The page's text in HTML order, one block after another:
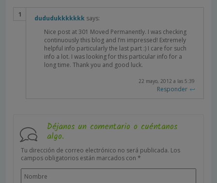
dududukkkkkkk says:
22 mayo, 2012 a las 5:39
Nice post at 301 Moved Permanently. I was checking
continuously this blog and I’m impressed! Extremely
helpful info particularly the last part :) I care for such
info a lot. I was looking for this particular info for a
long time. Thank you and good luck.
Responder
Déjanos un comentario o cuéntanos
algo.
Tu dirección de correo electrónico no será publicada. Los
campos obligatorios están marcados con *